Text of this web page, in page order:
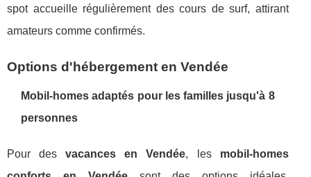
spot accueille régulièrement des cours de surf, attirant
amateurs comme confirmés.
Options d'hébergement en Vendée
Mobil-homes adaptés pour les familles jusqu'à 8
personnes
Pour desvacances en Vendée, les mobil-homes